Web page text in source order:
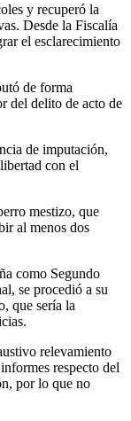
y recuperó la
Desde la Fiscalía
el esclarecimiento
de forma
del delito de acto de
de imputación,
con el
mestizo, que
al menos dos
como Segundo
se procedió a su
que sería la
relevamiento
respecto del
por lo que no